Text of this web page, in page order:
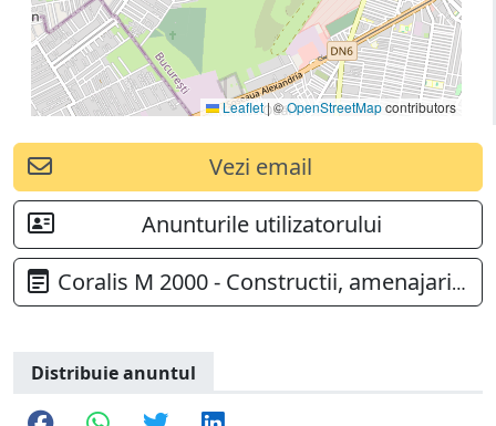
Leaflet|©OpenStreetMapcontributors
Vezi email
Anunturile utilizatorului
Coralis M 2000 - Constructii, amenajari acvarii
Distribuie anuntul